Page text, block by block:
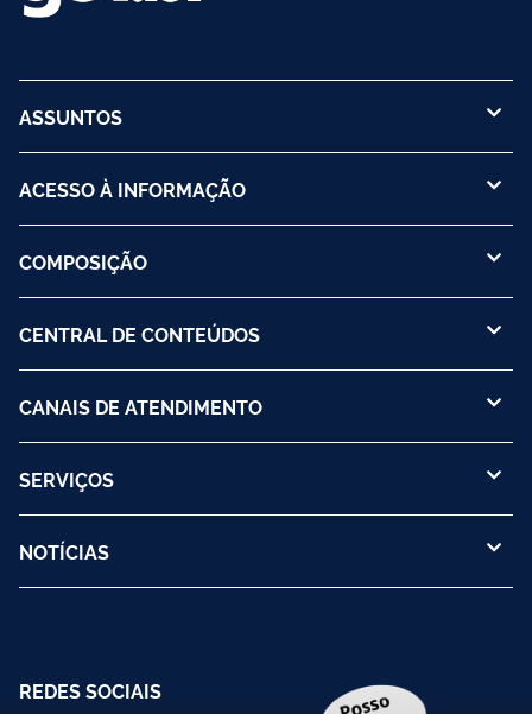
ASSUNTOS
ACESSO À INFORMAÇÃO
COMPOSIÇÃO
CENTRAL DE CONTEÚDOS
CANAIS DE ATENDIMENTO
SERVIÇOS
NOTÍCIAS
REDES SOCIAIS